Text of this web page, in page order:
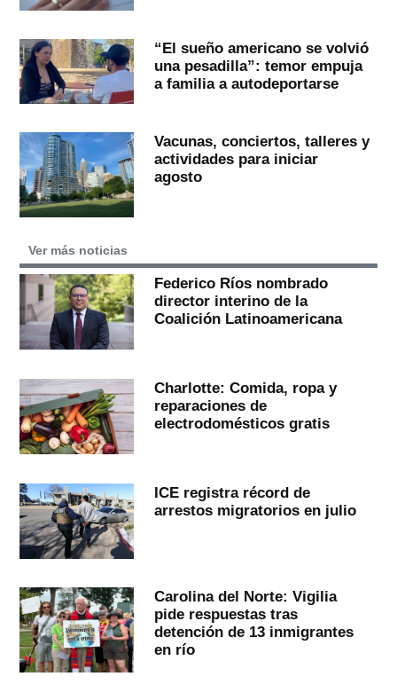
“El sueño americano se volvió
una pesadilla”: temor empuja
a familia a autodeportarse
Vacunas, conciertos, talleres y
actividades para iniciar
agosto
Ver más noticias
Federico Ríos nombrado
director interino de la
Coalición Latinoamericana
Charlotte: Comida, ropa y
reparaciones de
electrodomésticos gratis
ICE registra récord de
arrestos migratorios en julio
Carolina del Norte: Vigilia
pide respuestas tras
detención de 13 inmigrantes
en río